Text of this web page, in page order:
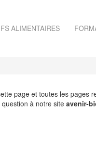
ALIMENTAIRES
page et toutes les pages
à notre siteavenir-